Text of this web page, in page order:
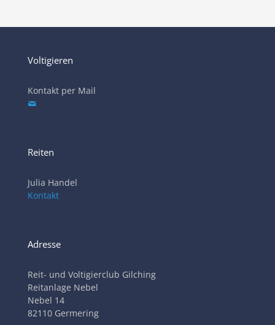
Voltigieren
Kontakt per Mail
Reiten
Julia Handel
Kontakt
Adresse
Reit- und Voltigierclub Gilching
Reitanlage Nebel
Nebel 14
82110 Germering